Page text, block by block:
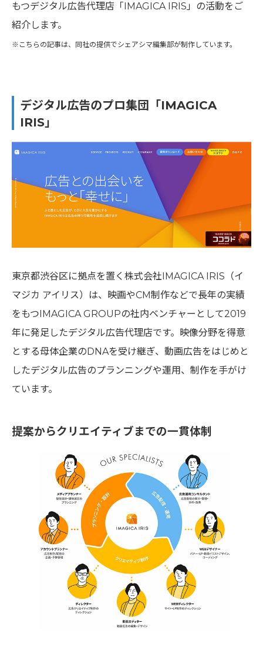
もつデジタル広告代理店「IMAGICA IRIS」の活動をご
紹介します。
※こちらの記事は、同社の提供でシェアシマ編集部が制作しています。
デジタル広告のプロ集団「IMAGICA
IRIS」
東京都渋谷区に拠点を置く株式会社IMAGICA IRIS（イ
マジカ アイリス）は、映画やCM制作などで長年の実績
をもつIMAGICA GROUPの社内ベンチャーとして2019
年に発足したデジタル広告代理店です。映像分野を得意
とする母体企業のDNAを受け継ぎ、動画広告をはじめと
したデジタル広告のプランニングや運用、制作を手がけ
ています。
提案からクリエイティブまでの一貫体制